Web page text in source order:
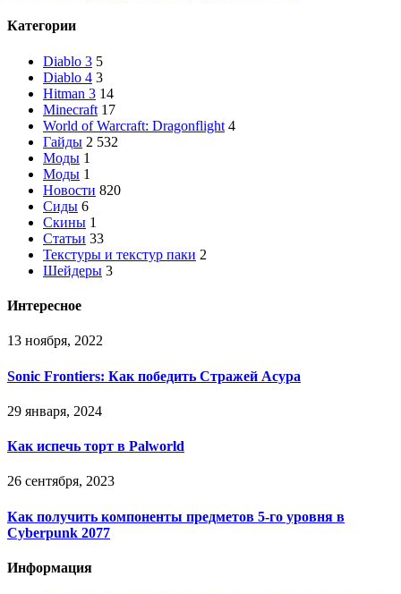
Категории
Diablo 3 5
Diablo 4 3
Hitman 3 14
Minecraft 17
World of Warcraft: Dragonflight 4
Гайды 2 532
Моды 1
Моды 1
Новости 820
Сиды 6
Скины 1
Статьи 33
Текстуры и текстур паки 2
Шейдеры 3
Интересное
13 ноября, 2022
Sonic Frontiers: Как победить Стражей Асура
29 января, 2024
Как испечь торт в Palworld
26 сентября, 2023
Как получить компоненты предметов 5-го уровня в
Cyberpunk 2077
Информация